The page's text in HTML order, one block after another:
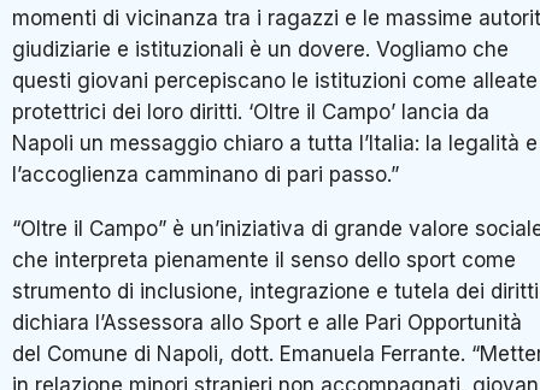
momenti di vicinanza tra i ragazzi e le massime
giudiziarie e istituzionali è un dovere. Vogliamo che
questi giovani percepiscano le istituzioni come
protettrici dei loro diritti. ‘Oltre il Campo’ lancia da
Napoli un messaggio chiaro a tutta l’Italia: la legalità e
l’accoglienza camminano di pari passo.”
“Oltre il Campo” è un’iniziativa di grande valore
che interpreta pienamente il senso dello sport come
strumento di inclusione, integrazione e tutela dei
dichiara l’Assessora allo Sport e alle Pari Opportunità
del Comune di Napoli, dott. Emanuela Ferrante.